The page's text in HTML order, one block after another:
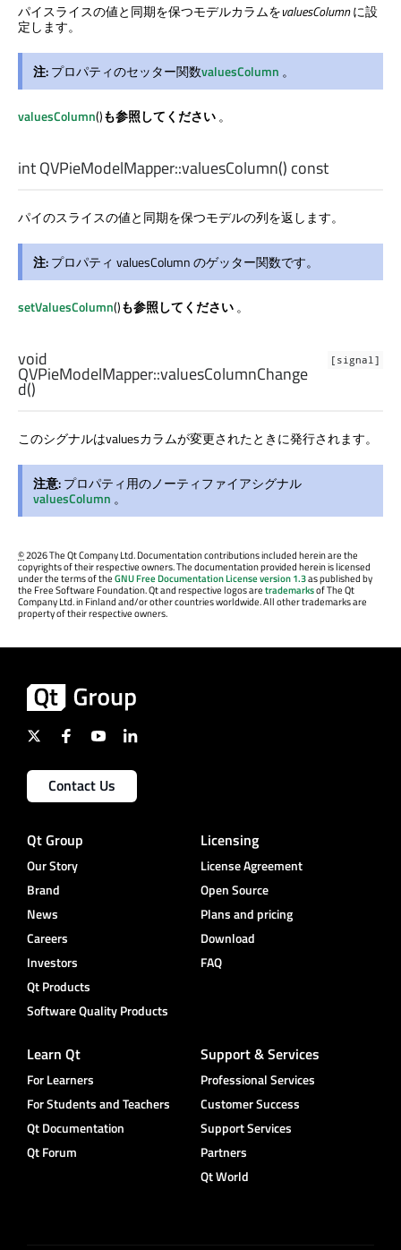
パイスライスの値と同期を保つモデルカラムをvaluesColumnに設
定します。
注:プロパティのセッター関数valuesColumn 。
valuesColumn()も参照してください。
intQVPieModelMapper::valuesColumn() const
パイのスライスの値と同期を保つモデルの列を返します。
注:プロパティ valuesColumn のゲッター関数です。
setValuesColumn()も参照してください。
[signal]
void
QVPieModelMapper::valuesColumnChange
d()
このシグナルはvaluesカラムが変更されたときに発行されます。
注意:プロパティ用のノーティファイアシグナル
valuesColumn 。
©2026 The Qt Company Ltd. Documentation contributions included herein are the
copyrights of their respective owners. The documentation provided herein is licensed
under the terms of theGNU Free Documentation License version 1.3as published by
the Free Software Foundation. Qt and respective logos aretrademarksof The Qt
Company Ltd. in Finland and/or other countries worldwide. All other trademarks are
property of their respective owners.
Contact Us
Qt Group
Our Story
Brand
News
Careers
Investors
Qt Products
Software Quality Products
Licensing
License Agreement
Open Source
Plans and pricing
Download
FAQ
Learn Qt
For Learners
For Students and Teachers
Qt Documentation
Qt Forum
Support & Services
Professional Services
Customer Success
Support Services
Partners
Qt World